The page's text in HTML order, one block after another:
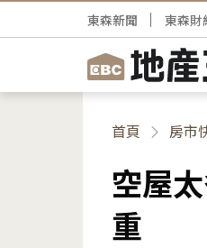
東森新聞 東森財
首頁 房市
空屋
重